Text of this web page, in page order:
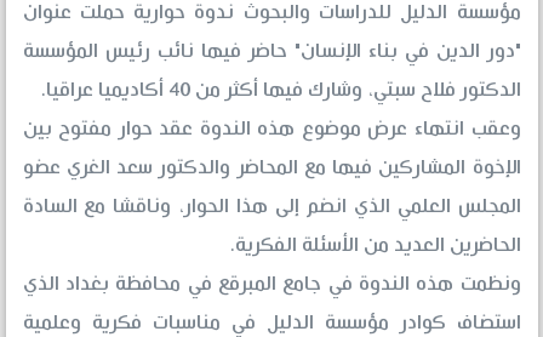
مؤسسة الدليل للدراسات والبحوث ندوة حوارية حملت عنوان
"دور الدين في بناء الإنسان" حاضر فيها نائب رئيس المؤسسة
الدكتور فلاح سبتي، وشارك فيها أكثر من 40 أكاديميا عراقيا.
وعقب انتهاء عرض موضوع هذه الندوة عقد حوار مفتوح بين
الإخوة المشاركين فيها مع المحاضر والدكتور سعد الغري عضو
المجلس العلمي الذي انضم إلى هذا الحوار، وناقشا مع السادة
الحاضرين العديد من الأسئلة الفكرية.
ونظمت هذه الندوة في جامع المبرقع في محافظة بغداد الذي
استضاف كوادر مؤسسة الدليل في مناسبات فكرية وعلمية